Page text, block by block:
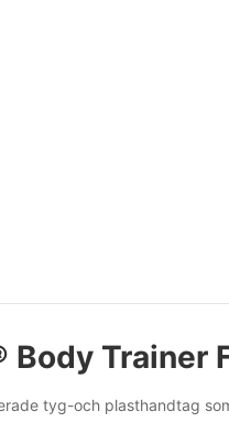
Body Trainer
tyg-och plasthandtag